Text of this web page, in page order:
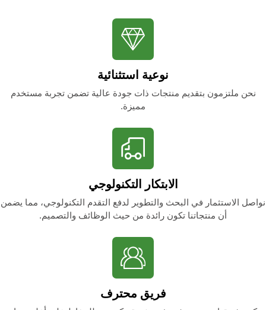
نوعية استثنائية
نحن ملتزمون بتقديم منتجات ذات جودة عالية تضمن تجربة مستخدم
مميزة.
الابتكار التكنولوجي
نواصل الاستثمار في البحث والتطوير لدفع التقدم التكنولوجي، مما يضمن
أن منتجاتنا تكون رائدة من حيث الوظائف والتصميم.
فريق محترف